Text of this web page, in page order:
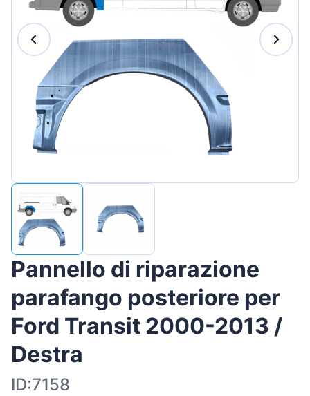
Hrvatski
Português
Slovenian
Pannello di riparazione
parafango posteriore per
Ford Transit 2000-2013 /
Destra
ID:7158